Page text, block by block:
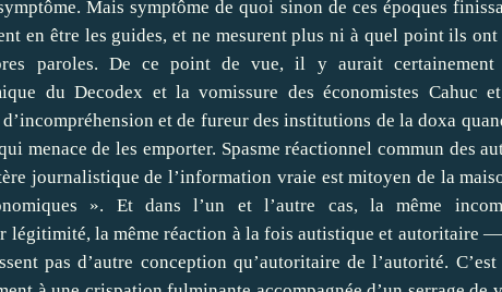
Mais symptôme de quoi sinon de ces époques
en être les guides, et ne mesurent plus ni à quel point ils
paroles. De ce point de vue, il y aurait
du Decodex et la vomissure des économistes Cahuc
et de fureur des institutions de la doxa
menace de les emporter. Spasme réactionnel commun des
journalistique de l’information vraie est mitoyen de la
». Et dans l’un et l’autre cas, la même
légitimité, la même réaction à la fois autistique et autoritaire
pas d’autre conception qu’autoritaire de l’autorité.